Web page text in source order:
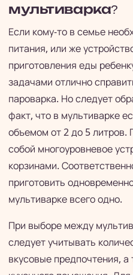
мультиварка?
Если кому-то в семье
питания, или же
приготовления еды
задачами отлично
пароварка. Но следует
факт, что в мультиварке
объемом от 2 до 5 литров.
собой многоуровневое
корзинами.
приготовить
мультиварке всего одно.
При выборе между
следует учитывать
вкусовые предпочтения,